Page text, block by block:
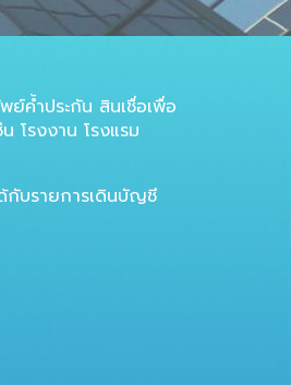
ย์ค้ำประกัน สินเชื่อเพื่อ
โรงงาน โรงแรม
กับรายการเดินบัญชี